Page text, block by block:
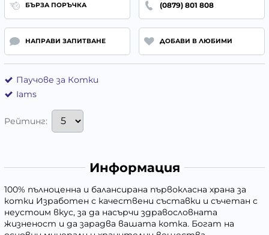
БЪРЗА ПОРЪЧКА (0879) 801 808
НАПРАВИ ЗАПИТВАНЕ ДОБАВИ В ЛЮБИМИ
Паучове за Котки
Iams
Рейтинг:
Информация
100% пълноценна и балансирана първокласна храна за
котки Изработен с качествени съставки и съчетан с
неустоим вкус, за да насърчи здравословната
жизненост и да зарадва вашата котка. Богат на